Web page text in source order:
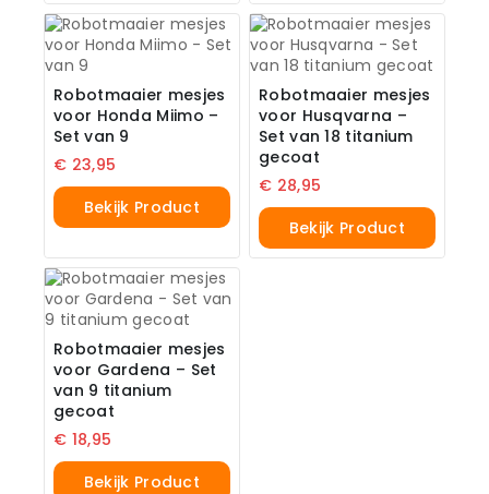
Robotmaaier mesjes
voor Honda Miimo –
Set van 9
€ 23,95
Bekijk Product
Robotmaaier mesjes
voor Husqvarna –
Set van 18 titanium
gecoat
€ 28,95
Bekijk Product
Robotmaaier mesjes
voor Gardena – Set
van 9 titanium
gecoat
€ 18,95
Bekijk Product